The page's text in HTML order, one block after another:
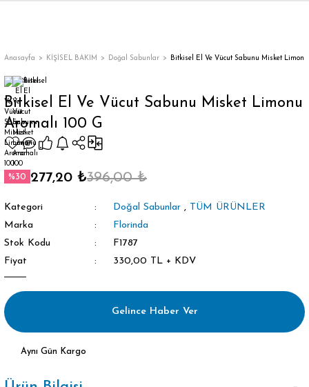
Diş Macunu
Bakım Seti
Takma Tırnak
Tırnak
Bütün Takma Kirpik
Takma Kirpik Yapıştırıcısı
Anasayfa KİŞİSEL BAKIM Doğal Sabunlar Bitkisel El Ve Vücut Sabunu Misket Limonu
Bitkisel El Ve Vücut Sabunu Misket Limonu
Aromalı 100 G
%30 277,20 ₺396,00 ₺
Kategori Doğal Sabunlar , TÜM ÜRÜNLER
Marka
Florinda
Stok Kodu
F1787
Fiyat
330,00 TL + KDV
Gelince Haber Ver
Aynı Gün Kargo